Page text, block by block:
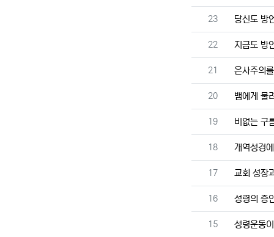
번호
23 당신도 방
번호
22 지금도 방
번호
21 은사주의
번호
20 뱀에게 물
번호
19 비없는 구
번호
18 개역성경
번호
17 교회 성장
번호
16 성령의 증
번호
15 성령운동